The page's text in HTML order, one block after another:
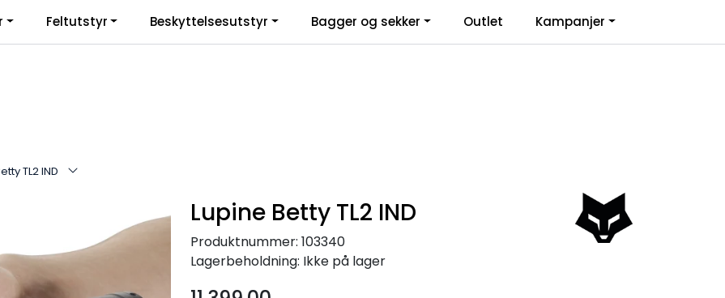
Infosenter Favoritter Logg inn
Feltutstyr Beskyttelsesutstyr Bagger og sekker Outlet Kampanjer
TL2 IND
Lupine Betty TL2 IND
Produktnummer: 103340
Lagerbeholdning: Ikke på lager